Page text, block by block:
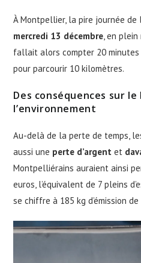
À Montpellier, la pire journée
mercredi 13 décembre, en
fallait alors compter 20 minutes
pour parcourir 10 kilomètres.
Des conséquences sur
l’environnement
Au-delà de la perte de temps,
aussi une perte d’argent et
Montpelliérains auraient ainsi
euros, l’équivalent de 7 pleins
se chiffre à 185 kg d’émission de